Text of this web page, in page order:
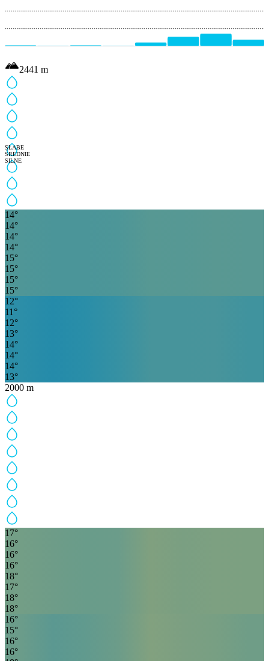
SŁABE
ŚREDNIE
SILNE
2441 m
14°
14°
14°
14°
15°
15°
15°
15°
12°
11 °
12°
13°
14°
14°
14°
13°
2000 m
17°
16°
16°
16°
18°
17°
18°
18°
16°
15°
16°
16°